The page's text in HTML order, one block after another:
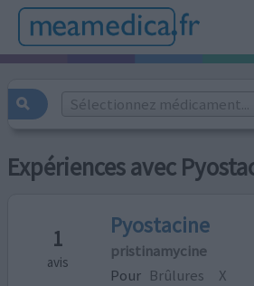
Sélectionnez médicament...
Expériences avec
1
avis
Pyostacine
pristinamycine
Pour Brûlures X